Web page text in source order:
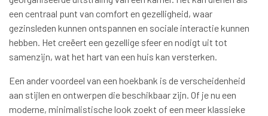
een centraal punt van comfort en gezelligheid, waar
gezinsleden kunnen ontspannen en sociale interactie kunnen
hebben. Het creëert een gezellige sfeer en nodigt uit tot
samenzijn, wat het hart van een huis kan versterken.
Een ander voordeel van een hoekbank is de verscheidenheid
aan stijlen en ontwerpen die beschikbaar zijn. Of je nu een
moderne, minimalistische look zoekt of een meer klassieke